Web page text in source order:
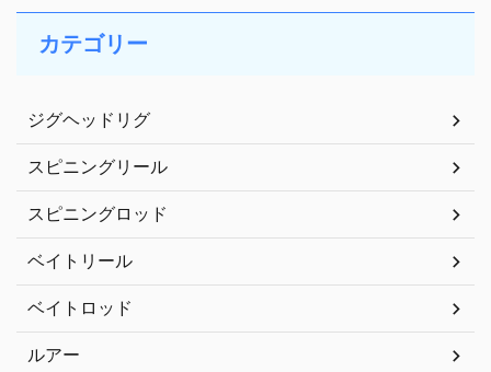
カテゴリー
ジグヘッドリグ
スピニングリール
スピニングロッド
ベイトリール
ベイトロッド
ルアー